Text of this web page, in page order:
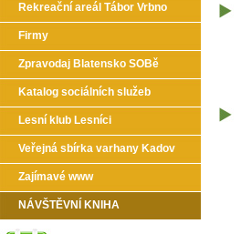
Rekreační areál Tábor Vrbno
Firmy
Zpravodaj Blatensko SOBě
Katalog sociálních služeb
Lesní klub Lesníci
Veřejná sbírka varhany Kadov
Zajímavé www
NÁVŠTĚVNÍ KNIHA